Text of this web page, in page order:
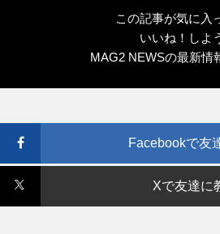
この記事が気に入
いいね！しよ
MAG2 NEWSの最新情
Facebookで友
Xで友達に